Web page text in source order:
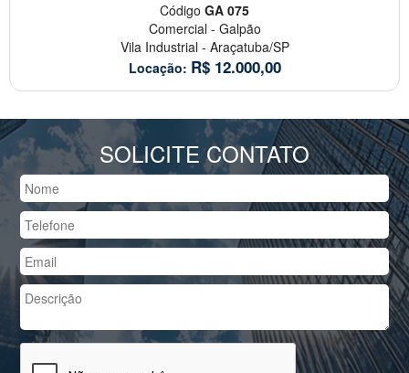
Código GA 075
Comercial - Galpão
Vila Industrial - Araçatuba/SP
Locação: R$ 12.000,00
SOLICITE CONTATO